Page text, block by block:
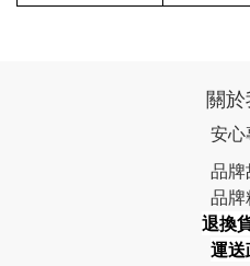
關
安
品
品牌
退換
運